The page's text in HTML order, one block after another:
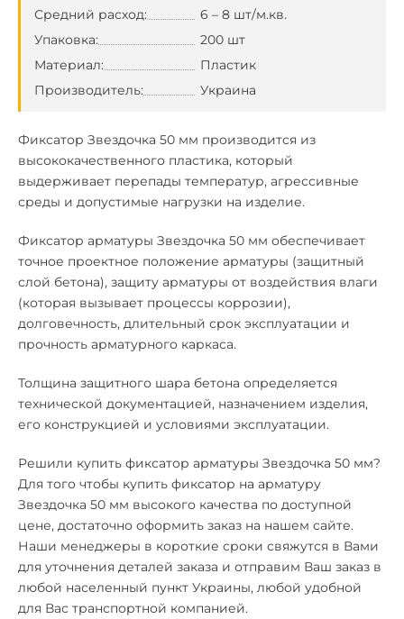
Средний расход:
6 – 8 шт/м.кв.
Упаковка:
200 шт
Материал:
Пластик
Производитель:
Украина
Фиксатор Звездочка 50 мм производится из
высококачественного пластика, который
выдерживает перепады температур, агрессивные
среды и допустимые нагрузки на изделие.
Фиксатор арматуры Звездочка 50 мм обеспечивает
точное проектное положение арматуры (защитный
слой бетона), защиту арматуры от воздействия влаги
(которая вызывает процессы коррозии),
долговечность, длительный срок эксплуатации и
прочность арматурного каркаса.
Толщина защитного шара бетона определяется
технической документацией, назначением изделия,
его конструкцией и условиями эксплуатации.
Решили купить фиксатор арматуры Звездочка 50 мм?
Для того чтобы купить фиксатор на арматуру
Звездочка 50 мм высокого качества по доступной
цене, достаточно оформить заказ на нашем сайте.
Наши менеджеры в короткие сроки свяжутся в Вами
для уточнения деталей заказа и отправим Ваш заказ в
любой населенный пункт Украины, любой удобной
для Вас транспортной компанией.